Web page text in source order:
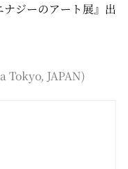
ジーのアート展』出
JAPAN)